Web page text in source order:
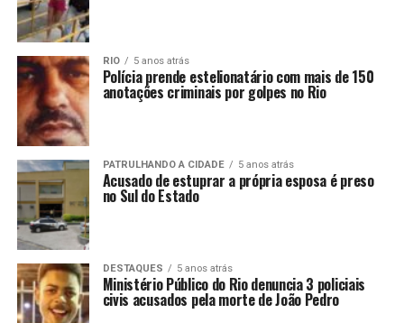
RIO 5 anos atrás
Polícia prende estelionatário com mais de 150
anotações criminais por golpes no Rio
PATRULHANDO A CIDADE 5 anos atrás
Acusado de estuprar a própria esposa é preso
no Sul do Estado
DESTAQUES 5 anos atrás
Ministério Público do Rio denuncia 3 policiais
civis acusados pela morte de João Pedro